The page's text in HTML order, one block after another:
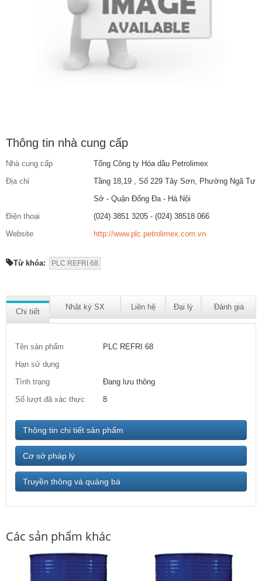
Thông tin nhà cung cấp
Nhà cung cấp
Tổng Công ty Hóa dầu Petrolimex
Địa chỉ
Tầng 18,19 , Số 229 Tây Sơn, Phường Ngã Tư
Sở - Quận Đống Đa - Hà Nội
Điện thoại
(024) 3851 3205 - (024) 38518 066
Website
http://www.plc.petrolimex.com.vn
Từ khóa: PLC REFRI 68
Chi tiết
Nhật ký SX Liên hệ Đại lý Đánh giá
Tên sản phẩm
PLC REFRI 68
Hạn sử dụng
Tình trạng
Đang lưu thông
Số lượt đã xác thực
8
Thông tin chi tiết sản phẩm
Cơ sở pháp lý
Truyền thông và quảng bá
Các sản phẩm khác